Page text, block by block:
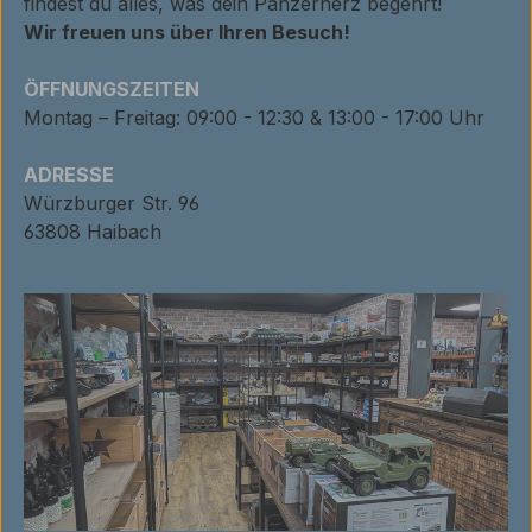
Wir freuen uns über Ihren Besuch!
ÖFFNUNGSZEITEN
Montag – Freitag: 09:00 - 12:30 & 13:00 - 17:00 Uhr
ADRESSE
Würzburger Str. 96
63808 Haibach